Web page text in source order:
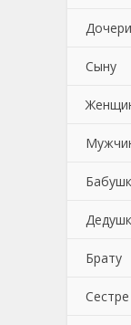
Дочери
Сыну
Брату
Сестре